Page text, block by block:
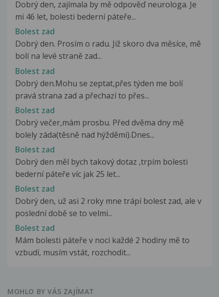
Dobrý den, zajímala by mě odpověď neurologa. Je
mi 46 let, bolesti bederní páteře...
Bolest zad
Dobrý den. Prosím o radu. Již skoro dva měsíce, mě
bolí na levé straně zad...
Bolest zad
Dobrý den.Mohu se zeptat,přes týden me bolí
pravá strana zad a přechazí to přes...
Bolest zad
Dobrý večer,mám prosbu. Před dvěma dny mě
bolely záda(těsně nad hýžděmi).Dnes...
Bolest zad
Dobrý den měl bych takový dotaz ,trpím bolesti
bederní páteře víc jak 25 let...
Bolest zad
Dobrý den, už asi 2 roky mne trápí bolest zad, ale v
poslední době se to velmi...
Bolest zad
Mám bolesti páteře v noci každé 2 hodiny mě to
vzbudí, musím vstát, rozchodit...
MOHLO BY VÁS ZAJÍMAT